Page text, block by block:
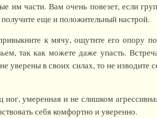
им части. Вам очень повезет, если
еще и положительный настрой.
к мячу, ощутите его опору
так как можете даже упасть.
уверены в своих силах, то не
умеренная и не слишком
себя комфортно и уверенно.